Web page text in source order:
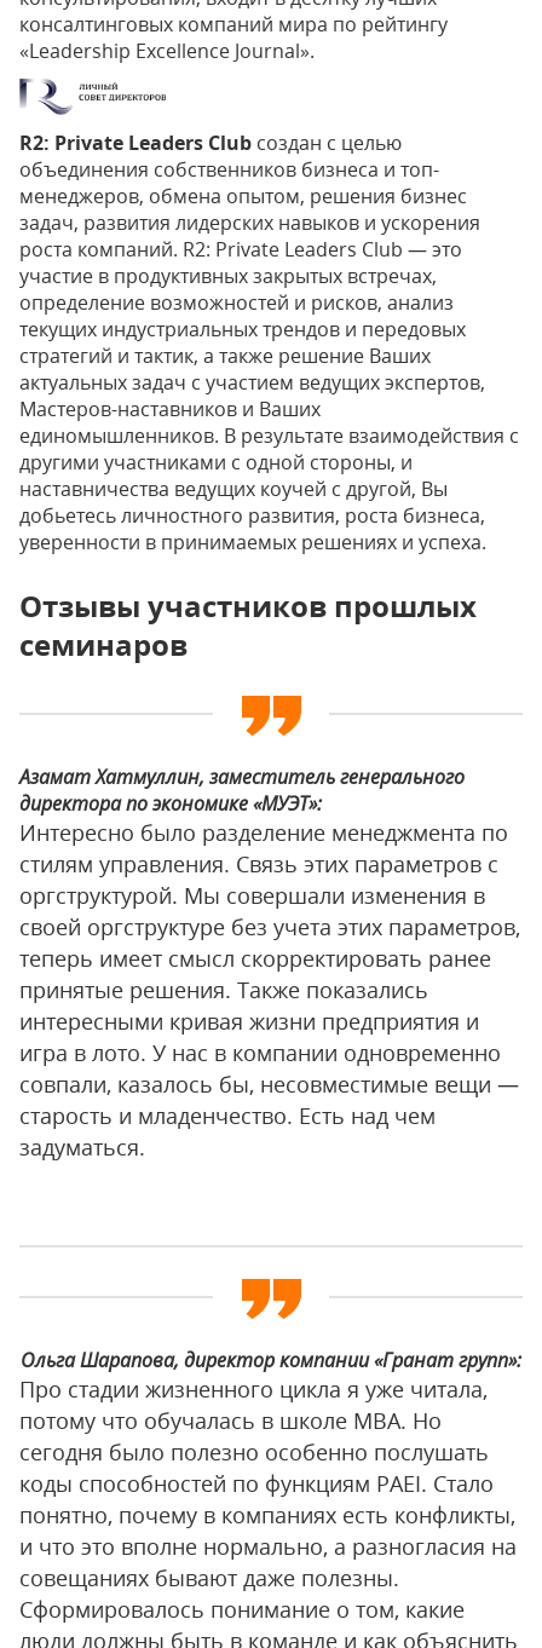
консалтинговых компаний мира по рейтингу
«Leadership Excellence Journal».
R2: Private Leaders Club создан с целью
объединения собственников бизнеса и топ-
менеджеров, обмена опытом, решения бизнес
задач, развития лидерских навыков и ускорения
роста компаний. R2: Private Leaders Club — это
участие в продуктивных закрытых встречах,
определение возможностей и рисков, анализ
текущих индустриальных трендов и передовых
стратегий и тактик, а также решение Ваших
актуальных задач с участием ведущих экспертов,
Мастеров-наставников и Ваших
единомышленников. В результате взаимодействия с
другими участниками с одной стороны, и
наставничества ведущих коучей с другой, Вы
добьетесь личностного развития, роста бизнеса,
уверенности в принимаемых решениях и успеха.
Отзывы участников прошлых
семинаров
Азамат Хатмуллин, заместитель генерального
директора по экономике «МУЭТ»:
Интересно было разделение менеджмента по
стилям управления. Связь этих параметров с
оргструктурой. Мы совершали изменения в
своей оргструктуре без учета этих параметров,
теперь имеет смысл скорректировать ранее
принятые решения. Также показались
интересными кривая жизни предприятия и
игра в лото. У нас в компании одновременно
совпали, казалось бы, несовместимые вещи —
старость и младенчество. Есть над чем
задуматься.
Ольга Шарапова, директор компании «Гранат групп»:
Про стадии жизненного цикла я уже читала,
потому что обучалась в школе MBA. Но
сегодня было полезно особенно послушать
коды способностей по функциям PAEI. Стало
понятно, почему в компаниях есть конфликты,
и что это вполне нормально, а разногласия на
совещаниях бывают даже полезны.
Сформировалось понимание о том, какие
люди должны быть в команде и как объяснить